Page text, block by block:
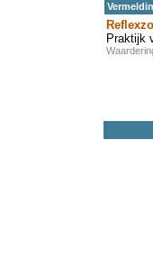
Praktijk